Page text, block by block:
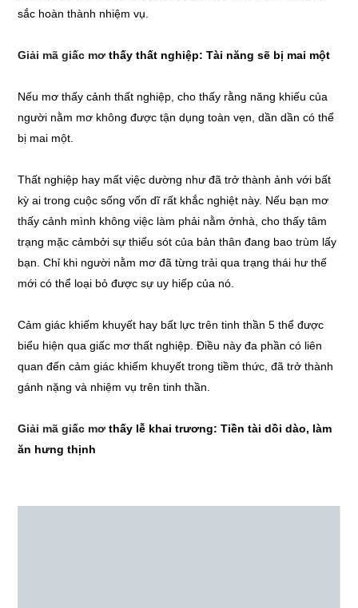
sắc hoàn thành nhiệm vụ.
Giải mã giấc mơthấy thất nghiệp: Tài năng sẽ bị mai một
Nếu mơ thấy cảnh thất nghiệp, cho thấy rằng năng khiếu của
người nằm mơ không được tận dụng toàn vẹn, dần dần có thể
bị mai một.
Thất nghiệp hay mất việc dường như đã trở thành ảnh với bất
kỳ ai trong cuộc sống vốn dĩ rất khắc nghiệt này. Nếu bạn mơ
thấy cảnh mình không việc làm phải nằm ởnhà, cho thấy tâm
trạng mặc cảmbởi sự thiếu sót của bản thân đang bao trùm lấy
bạn. Chỉ khi người nằm mơ đã từng trải qua trạng thái hư thế
mới có thể loại bỏ được sự uy hiếp của nó.
Cảm giác khiếm khuyết hay bất lực trên tinh thần 5 thể được
biểu hiện qua giấc mơ thất nghiệp. Điều này đa phần có liên
quan đến cảm giác khiếm khuyết trong tiềm thức, đã trở thành
gánh nặng và nhiệm vụ trên tinh thần.
Giải mã giấc mơthấy lễ khai trương: Tiền tài dồi dào, làm
ăn hưng thịnh